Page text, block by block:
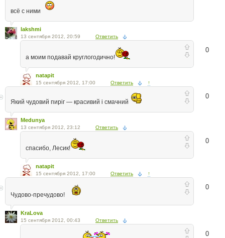
всё с ними
lakshmi
13 сентября 2012, 20:59 Ответить
0
а моим подавай круглогодично!
natapit
15 сентября 2012, 17:00 Ответить ↑
0
Який чудовий пиріг — красивий і смачний
Medunya
13 сентября 2012, 23:12 Ответить
0
спасибо, Лесик!
natapit
15 сентября 2012, 17:00 Ответить ↑
0
Чудово-пречудово!
KraLova
15 сентября 2012, 00:43 Ответить
0